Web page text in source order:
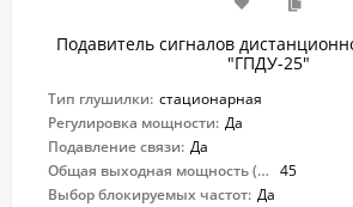
Подавитель сигналов
"ГПДУ-25"
Тип глушилки: стационарная
Регулировка мощности: Да
Подавление связи: Да
Общая выходная мощность (Вт): 45
Выбор блокируемых частот: Да